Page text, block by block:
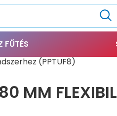
FŰTÉS
(PPTUF8)
MM